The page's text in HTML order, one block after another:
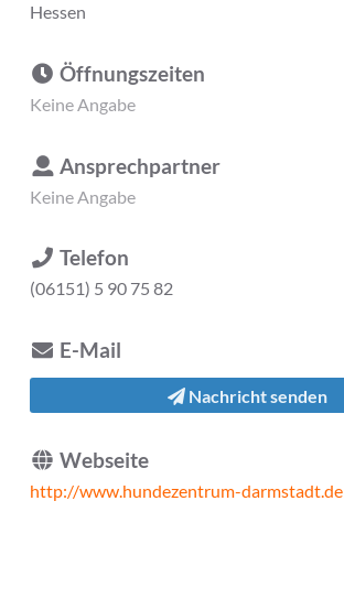
Hessen
Öffnungszeiten
Keine Angabe
Ansprechpartner
Keine Angabe
Telefon
(06151) 5 90 75 82
E-Mail
Nachricht senden
Webseite
http://www.hundezentrum-darmstadt.de